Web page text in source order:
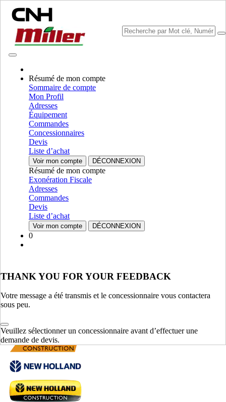
Résumé de mon compte
Sommaire de compte
Mon Profil
Adresses
Équipement
Commandes
Concessionnaires
Devis
Liste d’achat
Voir mon compte DÉCONNEXION
Résumé de mon compte
Exonération Fiscale
Adresses
Commandes
Devis
Liste d’achat
Voir mon compte DÉCONNEXION
0
THANK YOU FOR YOUR FEEDBACK
Votre message a été transmis et le concessionnaire vous contactera
sous peu.
Veuillez sélectionner un concessionnaire avant d’effectuer une
demande de devis.
Sélectionner marque
Fermer le Menu
EQUIPMENT
AUTORÉPARATION
EQUIPMENTALL EQUIPMENT
Engine
AgriculturalAgricultural
AFFICHER TOUT
Crop Production Equipment
Changer marque